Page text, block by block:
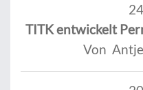
TITK entwickelt
Von